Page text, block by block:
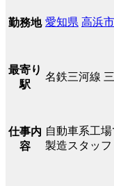
勤務地 愛知県 高浜市
最寄り
駅
名鉄三河線
仕事内
容
自動車系工
製造スタッフ